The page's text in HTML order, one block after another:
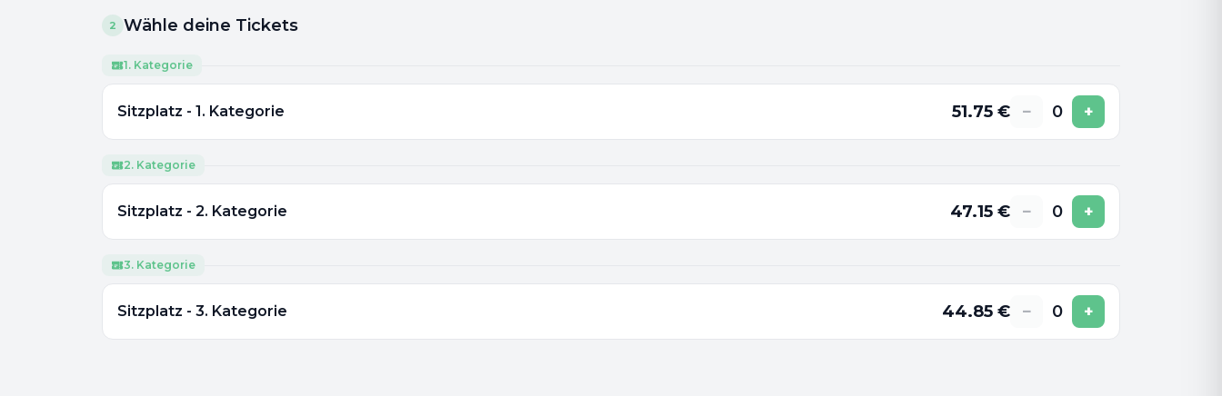
2 Wähle deine Tickets
1. Kategorie
Sitzplatz - 1. Kategorie 51.75 € − 0 +
2. Kategorie
Sitzplatz - 2. Kategorie 47.15 € − 0 +
3. Kategorie
Sitzplatz - 3. Kategorie 44.85 € − 0 +